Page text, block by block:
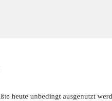
heute unbedingt ausgenutzt